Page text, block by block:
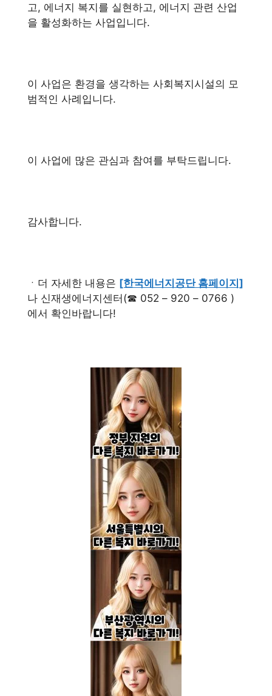
고, 에너지 복지를 실현하고, 에너지 관련 산업
을 활성화하는 사업입니다.
이 사업은 환경을 생각하는 사회복지시설의 모
범적인 사례입니다.
이 사업에 많은 관심과 참여를 부탁드립니다.
감사합니다.
ㆍ더 자세한 내용은 [한국에너지공단 홈페이지]
나 신재생에너지센터(☎ 052 – 920 – 0766 )
에서 확인바랍니다!